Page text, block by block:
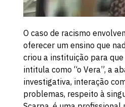
O caso de racismo
oferecer um ensino que
criou a instituição para
intitula como “o Vera”, a
investigativa, interação
problemas, respeito à